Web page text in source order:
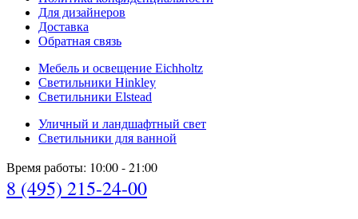
Для дизайнеров
Доставка
Обратная связь
Мебель и освещение Eichholtz
Светильники Hinkley
Светильники Elstead
Уличный и ландшафтный свет
Светильники для ванной
Время работы: 10:00 - 21:00
8 (495) 215-24-00